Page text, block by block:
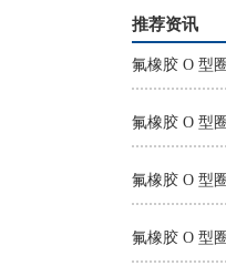
推荐资讯
氟橡胶 O 型
氟橡胶 O 型
氟橡胶 O 型